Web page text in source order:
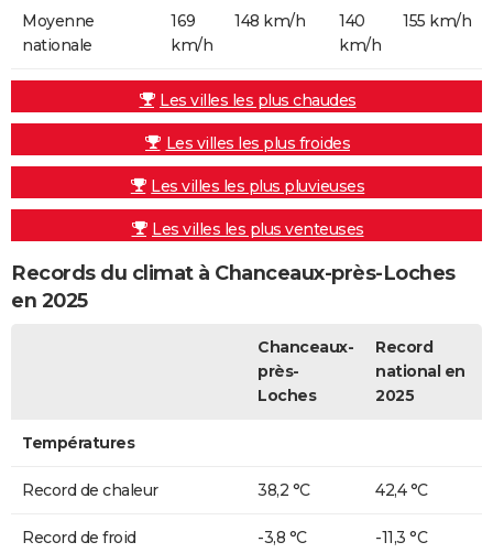
Moyenne
nationale
169
km/h
148 km/h
140
km/h
155 km/h
Les villes les plus chaudes
Les villes les plus froides
Les villes les plus pluvieuses
Les villes les plus venteuses
Records du climat à Chanceaux-près-Loches
en 2025
Chanceaux-
près-
Loches
Record
national en
2025
Températures
Record de chaleur 38,2 °C 42,4 °C
Record de froid -3,8 °C -11,3 °C